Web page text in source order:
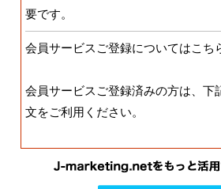
要です。
会員サービスご登録についてはこち
会員サービスご登録済みの方は、下
文をご利用ください。